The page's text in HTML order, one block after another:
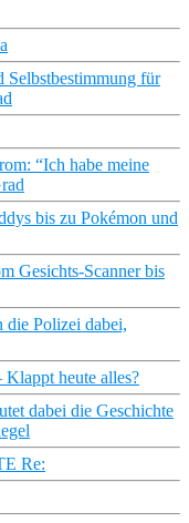
Selbstbestimmung für
“Ich habe meine
bis zu Pokémon und
Gesichts-Scanner bis
die Polizei dabei,
heute alles?
dabei die Geschichte
Re: